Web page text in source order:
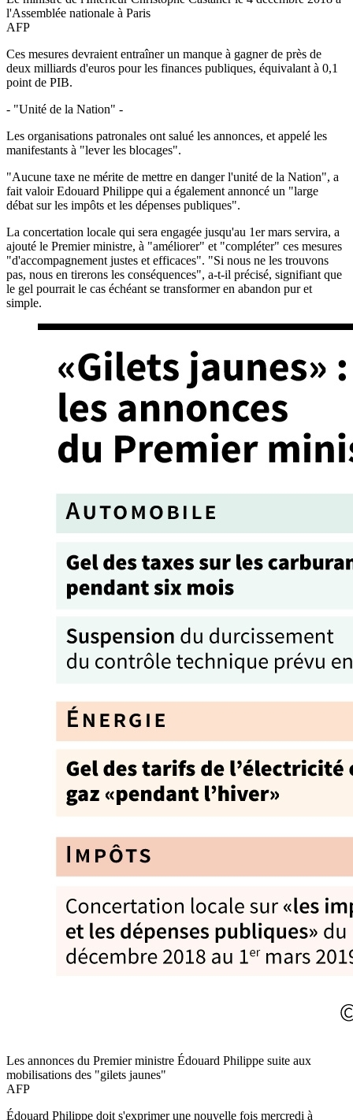
l'Assemblée nationale à Paris
AFP
Ces mesures devraient entraîner un manque à gagner de près de
deux milliards d'euros pour les finances publiques, équivalant à 0,1
point de PIB.
- "Unité de la Nation" -
Les organisations patronales ont salué les annonces, et appelé les
manifestants à "lever les blocages".
"Aucune taxe ne mérite de mettre en danger l'unité de la Nation", a
fait valoir Edouard Philippe qui a également annoncé un "large
débat sur les impôts et les dépenses publiques".
La concertation locale qui sera engagée jusqu'au 1er mars servira, a
ajouté le Premier ministre, à "améliorer" et "compléter" ces mesures
"d'accompagnement justes et efficaces". "Si nous ne les trouvons
pas, nous en tirerons les conséquences", a-t-il précisé, signifiant que
le gel pourrait le cas échéant se transformer en abandon pur et
simple.
Les annonces du Premier ministre Édouard Philippe suite aux
mobilisations des "gilets jaunes"
AFP
Édouard Philippe doit s'exprimer une nouvelle fois mercredi à